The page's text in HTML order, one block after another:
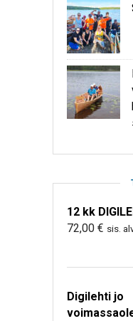
12 kk
72,00 € sis.
Digilehti jo